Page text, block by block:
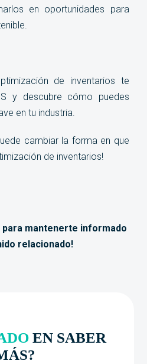
en oportunidades para
de inventarios te
y descubre cómo puedes
en tu industria.
cambiar la forma en que
de inventarios!
para mantenerte informado
relacionado!
EN SABER